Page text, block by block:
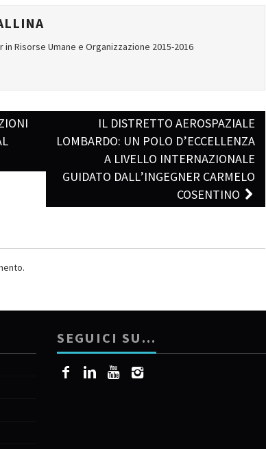
Risorse Umane e Organizzazione 2015-2016
IL DISTRETTO AEROSPAZIALE
LOMBARDO: UN POLO D’ECCELLENZA
A LIVELLO INTERNAZIONALE
GUIDATO DALL’INGEGNER CARMELO
COSENTINO
SEGUICI SU…